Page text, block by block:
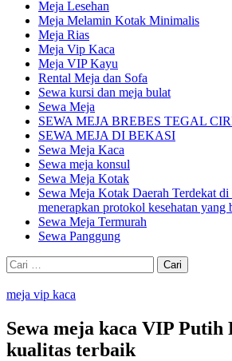
Meja Lesehan
Meja Melamin Kotak Minimalis
Meja Rias
Meja Vip Kaca
Meja VIP Kayu
Rental Meja dan Sofa
Sewa kursi dan meja bulat
Sewa Meja
SEWA MEJA BREBES TEGAL
SEWA MEJA DI BEKASI
Sewa Meja Kaca
Sewa meja konsul
Sewa Meja Kotak
Sewa Meja Kotak Daerah Terdekat di
menerapkan protokol kesehatan yang
Sewa Meja Termurah
Sewa Panggung
Cari
untuk:
meja vip kaca
Sewa meja kaca VIP Putih
kualitas terbaik